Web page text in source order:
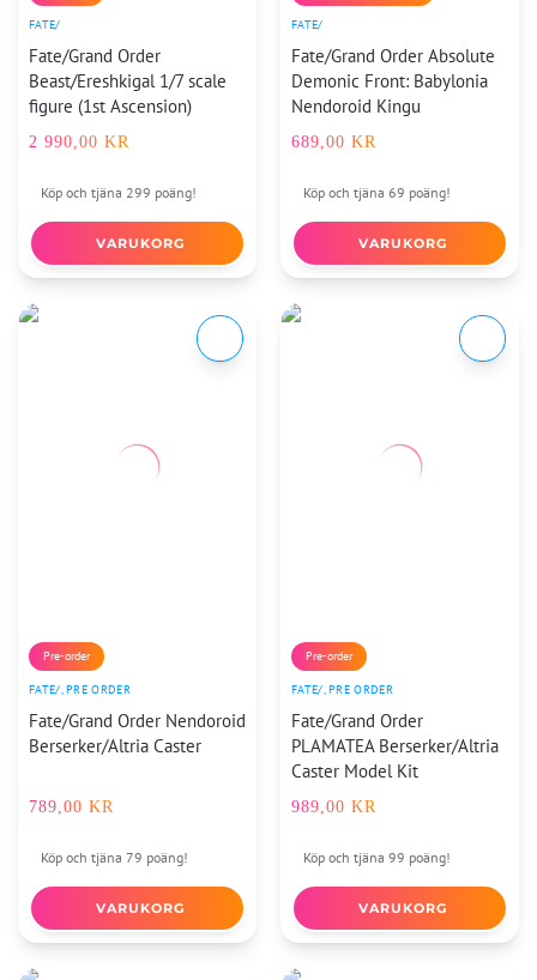
FATE/
Fate/Grand Order
Beast/Ereshkigal 1/7 scale
figure (1st Ascension)
2 990,00 KR
Köp och tjäna 299 poäng!
VARUKORG
FATE/
Fate/Grand Order Absolute
Demonic Front: Babylonia
Nendoroid Kingu
689,00 KR
Köp och tjäna 69 poäng!
VARUKORG
Pre-order
FATE/,PRE ORDER
Fate/Grand Order Nendoroid
Berserker/Altria Caster
789,00 KR
Köp och tjäna 79 poäng!
VARUKORG
Pre-order
FATE/,PRE ORDER
Fate/Grand Order
PLAMATEA Berserker/Altria
Caster Model Kit
989,00 KR
Köp och tjäna 99 poäng!
VARUKORG